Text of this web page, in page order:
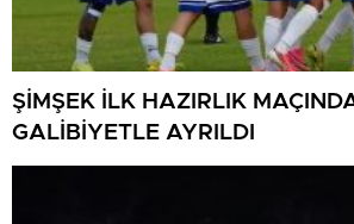
ŞİMŞEK İLK HAZIRLIK
GALİBİYETLE AYRILDI